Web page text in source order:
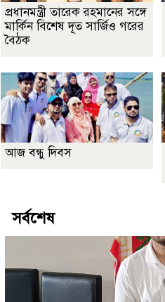
প্রধানমন্ত্রী তারেক রহমানের সঙ্গে
মার্কিন বিশেষ দূত সার্জিও গরের
বৈঠক
আজ বন্ধু দিবস
সর্বশেষ